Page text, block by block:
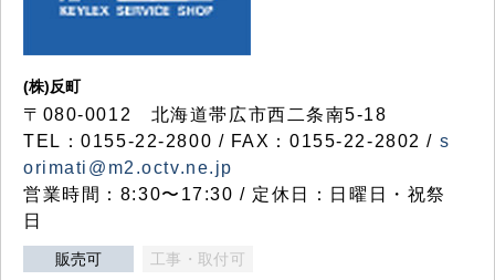
(株)反町
〒080-0012 北海道帯広市西二条南5-18
TEL：0155-22-2800 / FAX：0155-22-2802 / s
orimati@m2.octv.ne.jp
営業時間：8:30〜17:30 / 定休日：日曜日・祝祭
日
販売可 工事・取付可